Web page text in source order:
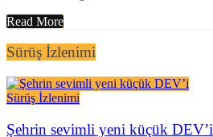
Read More
Sürüş İzlenimi
Sürüş İzlenimi
Şehrin sevimli yeni küçük DEV’i